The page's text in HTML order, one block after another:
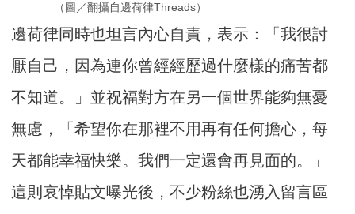
（圖／翻攝自邊荷律Threads）
邊荷律同時也坦言內心自責，表示：「我很討
厭自己，因為連你曾經經歷過什麼樣的痛苦都
不知道。」並祝福對方在另一個世界能夠無憂
無慮，「希望你在那裡不用再有任何擔心，每
天都能幸福快樂。我們一定還會再見面的。」
這則哀悼貼文曝光後，不少粉絲也湧入留言區